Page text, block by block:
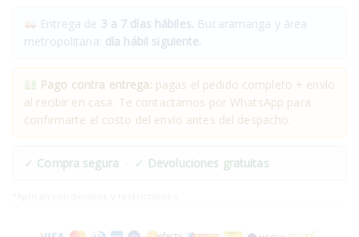
Entrega de 3 a 7 días hábiles. Bucaramanga y área
metropolitana: día hábil siguiente.
Pago contra entrega: pagas el pedido completo + envío
al recibir en casa. Te contactamos por WhatsApp para
confirmarte el costo del envío antes del despacho.
✓ Compra segura · ✓ Devoluciones gratuitas